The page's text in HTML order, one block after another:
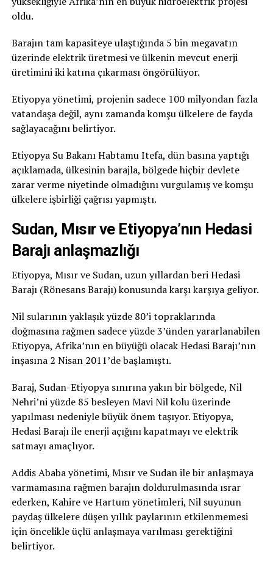
oldu.
Barajın tam kapasiteye ulaştığında 5 bin megavatın
üzerinde elektrik üretmesi ve ülkenin mevcut enerji
üretimini iki katına çıkarması öngörülüyor.
Etiyopya yönetimi, projenin sadece 100 milyondan fazla
vatandaşa değil, aynı zamanda komşu ülkelere de fayda
sağlayacağını belirtiyor.
Etiyopya Su Bakanı Habtamu Itefa, dün basına yaptığı
açıklamada, ülkesinin barajla, bölgede hiçbir devlete
zarar verme niyetinde olmadığını vurgulamış ve komşu
ülkelere işbirliği çağrısı yapmıştı.
Sudan, Mısır ve Etiyopya’nın Hedasi
Barajı anlaşmazlığı
Etiyopya, Mısır ve Sudan, uzun yıllardan beri Hedasi
Barajı (Rönesans Barajı) konusunda karşı karşıya geliyor.
Nil sularının yaklaşık yüzde 80’i topraklarında
doğmasına rağmen sadece yüzde 3’ünden yararlanabilen
Etiyopya, Afrika’nın en büyüğü olacak Hedasi Barajı’nın
inşasına 2 Nisan 2011’de başlamıştı.
Baraj, Sudan-Etiyopya sınırına yakın bir bölgede, Nil
Nehri’ni yüzde 85 besleyen Mavi Nil kolu üzerinde
yapılması nedeniyle büyük önem taşıyor. Etiyopya,
Hedasi Barajı ile enerji açığını kapatmayı ve elektrik
satmayı amaçlıyor.
Addis Ababa yönetimi, Mısır ve Sudan ile bir anlaşmaya
varmamasına rağmen barajın doldurulmasında ısrar
ederken, Kahire ve Hartum yönetimleri, Nil suyunun
paydaş ülkelere düşen yıllık paylarının etkilenmemesi
için öncelikle üçlü anlaşmaya varılması gerektiğini
belirtiyor.